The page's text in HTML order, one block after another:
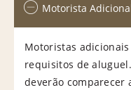
Motorista
Motoristas
requisitos de
deverão comparecer